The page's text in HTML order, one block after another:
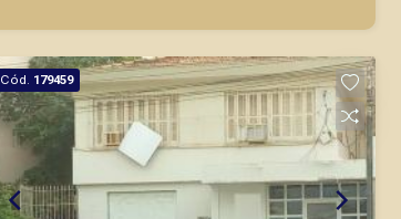
de Ribeirão Preto.
Cód. 179459